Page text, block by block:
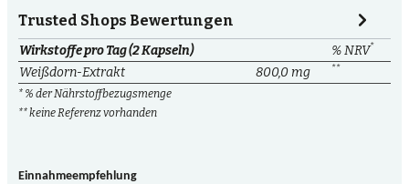
Trusted Shops Bewertungen
Wirkstoffe pro Tag (2 Kapseln) % NRV*
Weißdorn-Extrakt 800,0 mg **
* % der Nährstoffbezugsmenge
** keine Referenz vorhanden
Einnahmeempfehlung